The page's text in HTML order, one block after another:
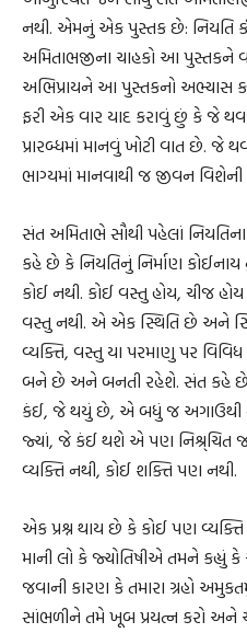
નથી. એમનું એક પુસ્તક છે: નિયતિ
અમિતાભજીના ચાહકો આ
અભિપ્રાયને આ પુસ્તકનો અભ્યાસ
ફરી એક વાર યાદ કરાવું છું કે જે
પ્રારબ્ધમાં માનવું ખોટી વાત છે. જે
ભાગ્યમાં માનવાથી જ જીવન
સંત અમિતાભે સૌથી પહેલાં
કહે છે કે નિયતિનું નિર્માણ કોઈનાય
કોઈ નથી. કોઈ વસ્તુ હોય, ચીજ હોય
વસ્તુ નથી. એ એક સ્થિતિ છે અને
વ્યક્તિ, વસ્તુ યા પરમાણુ પર
બને છે અને બનતી રહેશે. સંત કહે છે
કંઈ, જે થયું છે, એ બધું જ અગાઉથી
જ્યાં, જે કંઈ થશે એ પણ નિશ્ર્ચિત જ
વ્યક્તિ નથી, કોઈ શક્તિ પણ નથી.
એક પ્રશ્ન થાય છે કે કોઈ પણ
માની લો કે જ્યોતિષીએ તમને કહ્યું
જવાની કારણ કે તમારા ગ્રહો
સાંભળીને તમે ખૂબ પ્રયત્ન કરો અને